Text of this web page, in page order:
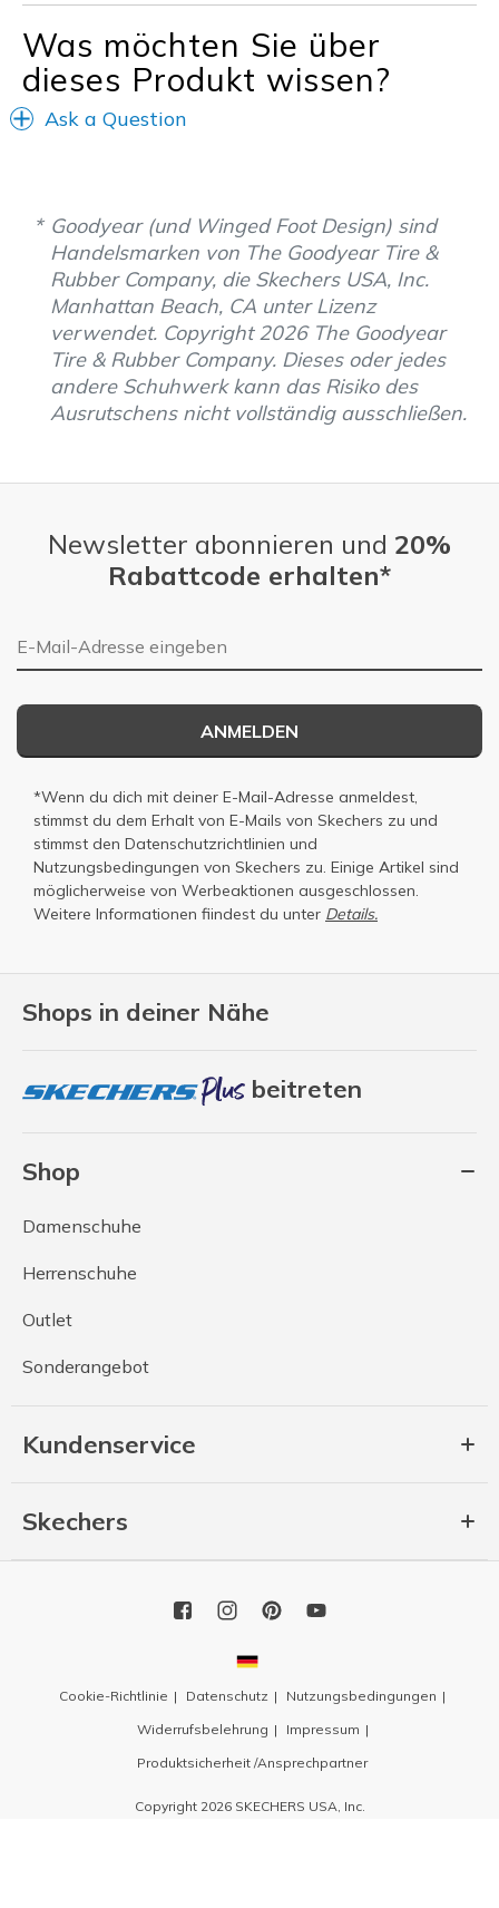
Was möchten Sie über
dieses Produkt wissen?
Ask a Question
Goodyear (und Winged Foot Design) sind
Handelsmarken von The Goodyear Tire &
Rubber Company, die Skechers USA, Inc.
Manhattan Beach, CA unter Lizenz
verwendet. Copyright 2026 The Goodyear
Tire & Rubber Company. Dieses oder jedes
andere Schuhwerk kann das Risiko des
Ausrutschens nicht vollständig ausschließen.
Shops in deiner Nähe
beitreten
Shop
Damenschuhe
Herrenschuhe
Outlet
Sonderangebot
Kundenservice
Skechers
Newsletter abonnieren und 20%
Rabattcode erhalten*
E-Mail-Adresse
ANMELDEN
*Wenn du dich mit deiner E-Mail-Adresse anmeldest,
stimmst du dem Erhalt von E-Mails von Skechers zu und
stimmst den Datenschutzrichtlinien und
Nutzungsbedingungen von Skechers zu. Einige Artikel sind
möglicherweise von Werbeaktionen ausgeschlossen.
Weitere Informationen fiindest du unter Details.
Cookie-Richtlinie Datenschutz
Nutzungsbedingungen
Widerrufsbelehrung
Impressum
Produktsicherheit /Ansprechpartner
Copyright 2026 SKECHERS USA, Inc.